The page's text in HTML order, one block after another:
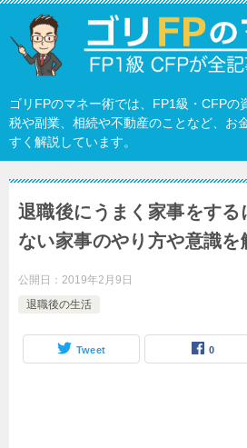
ゴリFPのマネー術では、FP1級・CFPの
税や副業、相続や不動産のことなど、お
すく解説しています。
退職後にうまく家事をす
ない家事のやり方や意識を
公開日： 2019年2月9日
退職後の生活
Tweet 0